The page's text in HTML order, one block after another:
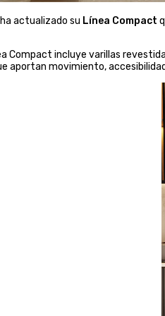
actualizado su Línea Compact
Compact incluye varillas
aportan movimiento,